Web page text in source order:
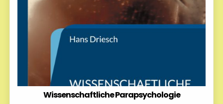
Wissenschaftliche Parapsychologie